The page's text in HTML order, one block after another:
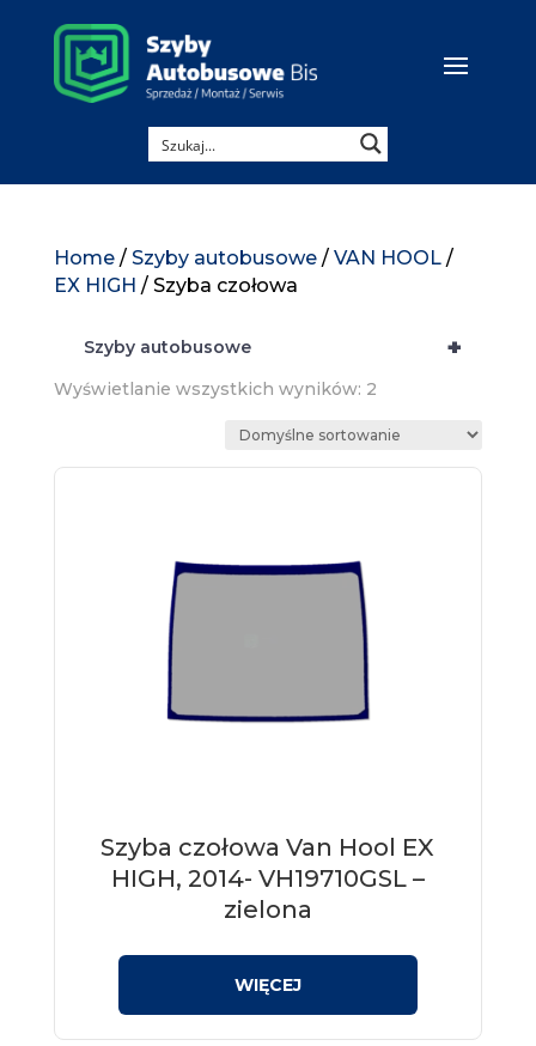
Home/ Szyby autobusowe/ VAN HOOL/
EX HIGH / Szyba czołowa
+
Szyby autobusowe
Wyświetlanie wszystkich wyników: 2
Szyba czołowa Van Hool EX
HIGH, 2014- VH19710GSL –
zielona